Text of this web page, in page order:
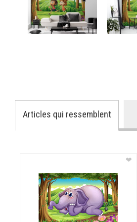
Articles qui ressemblent
❤